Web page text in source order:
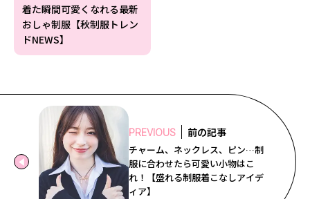
着た瞬間可愛くなれる最新
おしゃ制服【秋制服トレン
ドNEWS】
PREVIOUS 前の記事
チャーム、ネックレス、ピン…制
服に合わせたら可愛い小物はこ
れ！【盛れる制服着こなしアイデ
ィア】